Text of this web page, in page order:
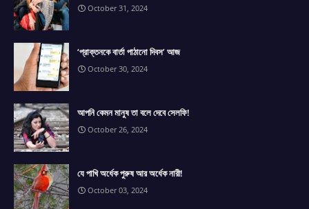
October 31, 2024
‘প্রাক্তনকে বার্তা পাঠানো দিবস’ আজ
October 30, 2024
আপনি কেমন মানুষ তা বলে দেবে সেলফি!
October 26, 2024
যে পাখি অর্ধেক পুরুষ আর অর্ধেক নারী!
October 03, 2024